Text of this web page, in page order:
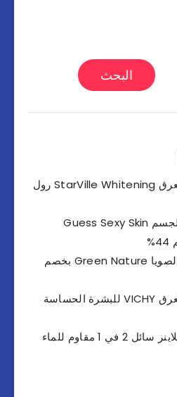
البحث
عرض مميز على مزيل العرق StarVille Whitening رول
عرض مميز على معطر الجسم Guess Sexy Skin
عرض مميز على صلصة الصويا Green Nature بخصم
عرض مميز على مزيل العرق VICHY للبشرة الحساسة
عرض حصري على قلم آيلاينر سائل 2 في 1 مقاوم للماء